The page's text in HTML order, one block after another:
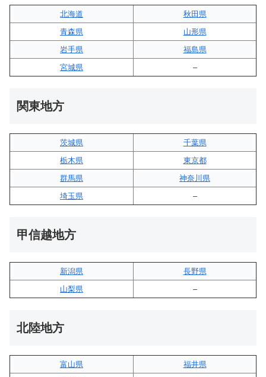
北海道
秋田県
青森県
山形県
岩手県
福島県
宮城県
–
関東地方
茨城県
千葉県
栃木県
東京都
群馬県
神奈川県
埼玉県
–
甲信越地方
新潟県
長野県
山梨県
–
北陸地方
富山県
福井県